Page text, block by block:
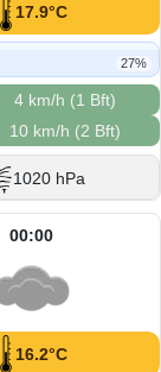
17.9°C
27%
4 km/h (1 Bft)
10 km/h (2 Bft)
1020 hPa
00:00
16.2°C